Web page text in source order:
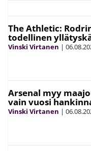
The Athletic:
todellinen
Vinski Virtanen |
Arsenal myy
vain vuosi
Vinski Virtanen |